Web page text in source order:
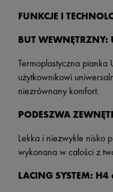
FUNKCJE I
BUT
Termoplastyczna pianka
użytkownikowi
niezrównany komfort.
PODESZWA
Lekka i niezwykle nisko
wykonana w całości z
LACING SYSTEM: